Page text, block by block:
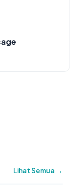
Lihat Semua →